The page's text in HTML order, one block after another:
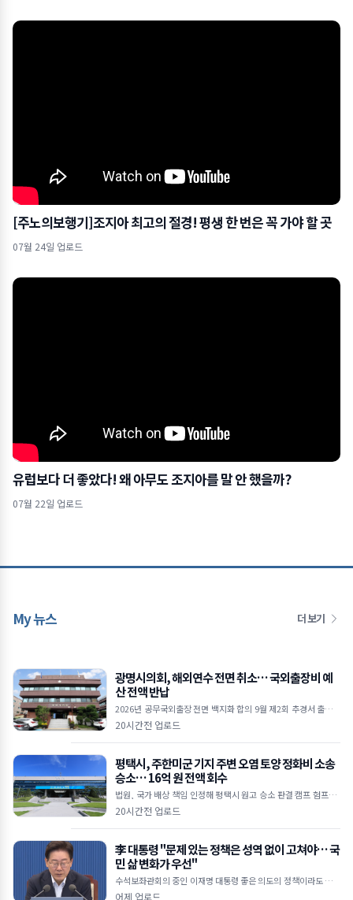
[주노의보행기]조지아 최고의 절경! 평생 한 번은 꼭 가야 할 곳
07월 24일 업로드
유럽보다 더 좋았다! 왜 아무도 조지아를 말 안 했을까?
07월 22일 업로드
My 뉴스 더 보기
광명시의회, 해외연수 전면 취소… 국외출장비 예
산 전액 반납
2026년 공무국외출장 전면 백지화 합의 9월 제2회 추경서 출장비
예산 전액 감액 절감된 예산, 소상공인 및 민생경제 회복에 투입 ■
20시간전 업로드
평택시, 주한미군 기지 주변 오염 토양 정화비 소송
승소… 16억 원 전액 회수
법원, 국가 배상 책임 인정해 평택시 원고 승소 판결 캠프 험프리·
오산에어베이스 일대 2,460㎥ 토양 정화 비용 회수 한미 SOFA 및
20시간전 업로드
李 대통령 "문제 있는 정책은 성역 없이 고쳐야… 국
민 삶 변화가 우선"
수석보좌관회의 중인 이재명 대통령 좋은 의도의 정책이라도 피해
주면 무용지물 임기 1,400일 남아… 체감 성과 내는 적극 행정 당
어제 업로드